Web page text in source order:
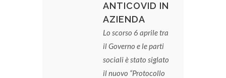
ANTICOVID IN
AZIENDA
Lo scorso 6 aprile tra
il Governo e le parti
sociali è stato siglato
il nuovo “Protocollo